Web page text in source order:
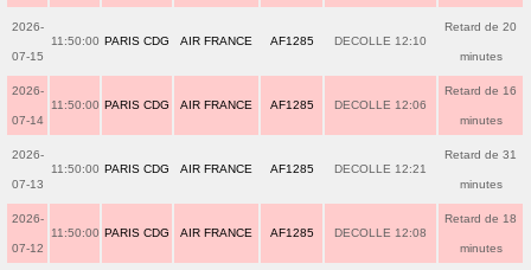
2026-
07-15
11:50:00 PARIS CDG AIR FRANCE AF1285 DECOLLE 12:10
Retard de 20
minutes
2026-
07-14
11:50:00 PARIS CDG AIR FRANCE AF1285 DECOLLE 12:06
Retard de 16
minutes
2026-
07-13
11:50:00 PARIS CDG AIR FRANCE AF1285 DECOLLE 12:21
Retard de 31
minutes
2026-
07-12
11:50:00 PARIS CDG AIR FRANCE AF1285 DECOLLE 12:08
Retard de 18
minutes